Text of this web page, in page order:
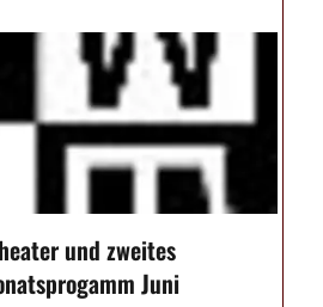
und zweites
Juni